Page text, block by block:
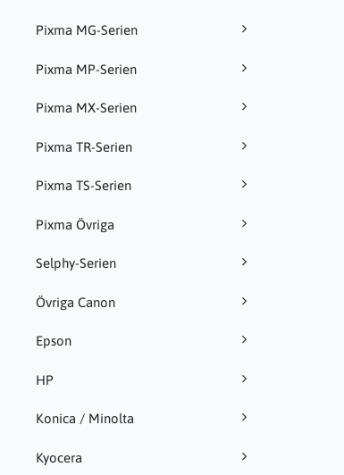
Pixma MG-Serien
Pixma MP-Serien
Pixma MX-Serien
Pixma TR-Serien
Pixma TS-Serien
Pixma Övriga
Selphy-Serien
Övriga Canon
Epson
HP
Konica / Minolta
Kyocera